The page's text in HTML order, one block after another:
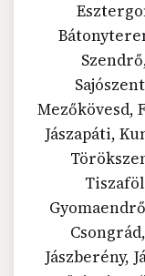
Mezőkövesd,
Jászapáti,
Jászberény,